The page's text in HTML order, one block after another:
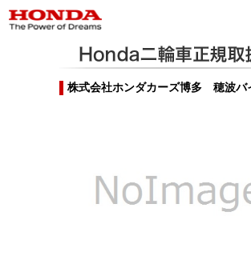
株式会社ホンダカーズ博多 穂波バ